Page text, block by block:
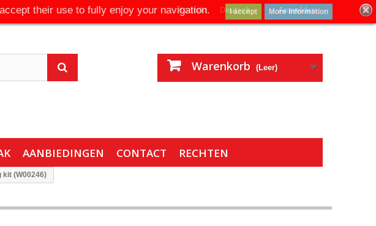
Anmelden
Deutsch
Kontakt
Warenkorb (Leer)
AANBIEDINGEN CONTACT RECHTEN
their use to fully enjoy your navigation. I accept More information
(W00246)